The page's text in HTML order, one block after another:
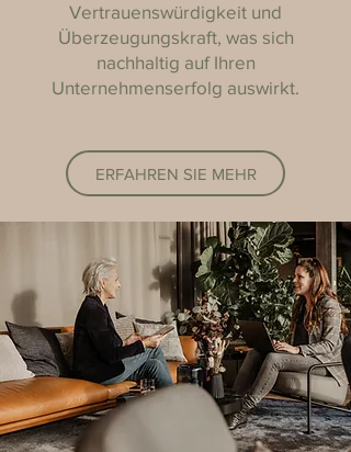
Vertrauenswürdigkeit und
Überzeugungskraft, was sich
nachhaltig auf Ihren
Unternehmenserfolg auswirkt.
ERFAHREN SIE MEHR